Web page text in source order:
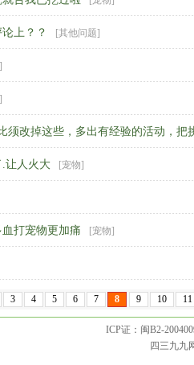
上？？ [其他问题]
]
]
须改掉这些，多出有经验的活动，把
.让人火大 [宠物]
打宠物更加痛 [宠物]
3 4 5 6 7 8 9 10 11
ICP证：闽B2-
四三九九